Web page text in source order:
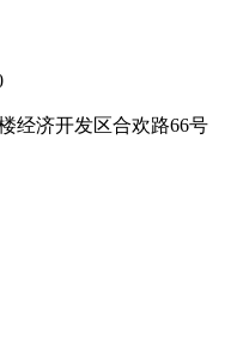
经济开发区合欢路66号